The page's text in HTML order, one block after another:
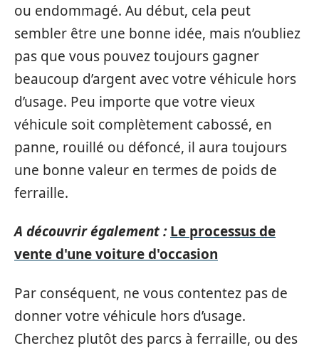
ou endommagé. Au début, cela peut
sembler être une bonne idée, mais n’oubliez
pas que vous pouvez toujours gagner
beaucoup d’argent avec votre véhicule hors
d’usage. Peu importe que votre vieux
véhicule soit complètement cabossé, en
panne, rouillé ou défoncé, il aura toujours
une bonne valeur en termes de poids de
ferraille.
A découvrir également : Le processus de
vente d'une voiture d'occasion
Par conséquent, ne vous contentez pas de
donner votre véhicule hors d’usage.
Cherchez plutôt des parcs à ferraille, ou des